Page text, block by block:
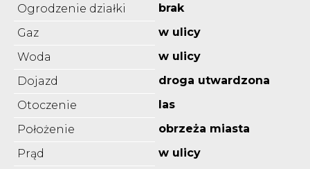
Ogrodzenie działki
brak
Gaz
w ulicy
Woda
w ulicy
Dojazd
droga utwardzona
Otoczenie
las
Położenie
obrzeża miasta
Prąd
w ulicy